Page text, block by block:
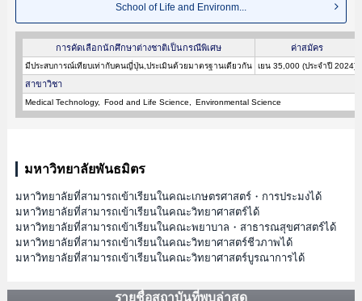
School of Life and Environm...
การคัดเลือกนักศึกษาต่างชาติเป็นกรณีพิเศษ ค่าสมัคร
มีประสบการณ์เทียบเท่ากับคนญี่ปุ่น,ประเมินด้วยมาตรฐานเดียวกัน เยน 35,000 (ประจำปี 2024)
สาขาวิชา
Medical Technology Food and Life Science Environmental Science
มหาวิทยาลัยพันธมิตร
มหาวิทยาลัยที่สามารถเข้าเรียนในคณะเกษตรศาสตร์・การประมงได้
มหาวิทยาลัยที่สามารถเข้าเรียนในคณะวิทยาศาสตร์ได้
มหาวิทยาลัยที่สามารถเข้าเรียนในคณะพยาบาล・สาธารณสุขศาสตร์ได้
มหาวิทยาลัยที่สามารถเข้าเรียนในคณะวิทยาศาสตร์ชีวภาพได้
มหาวิทยาลัยที่สามารถเข้าเรียนในคณะวิทยาศาสตร์บูรณาการได้
รายชื่อสถาบันที่พบล่าสุด